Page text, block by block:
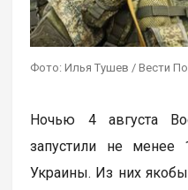
Фото: Илья Тушев / Вести
Ночью 4 августа
запустили не
Украины. Из них